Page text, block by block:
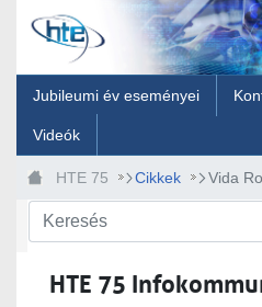
Ugrás a fő tartalomhoz
Jubileumi év eseményei
Videók
HTE 75 Cikkek Vida
HTE 75